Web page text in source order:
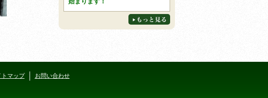
トマップ お問い合わせ